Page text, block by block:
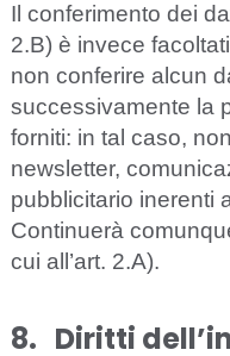
I conferimento dei da
2.B) è invece faco
non conferire a lcun d
successivamente la
forniti: in tal caso,
newsl etter, comunica
pubblicitario inerenti
Continuerà c
cui all’art. 2.A).
8. Diritti dell